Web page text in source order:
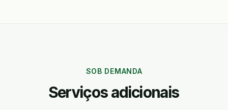
SOB DEMANDA
Serviços adicionais